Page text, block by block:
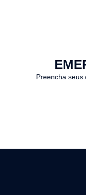
Preencha seus